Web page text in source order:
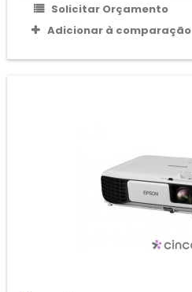
Solicitar Orçamento
Adicionar à comparação